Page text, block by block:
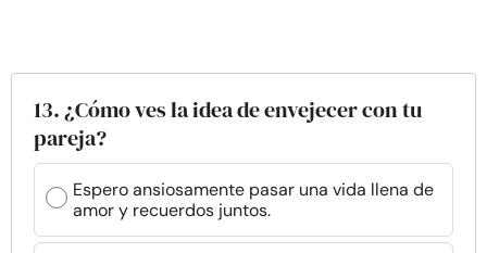
13. ¿Cómo ves la idea de envejecer con tu
pareja?
Espero ansiosamente pasar una vida llena de
amor y recuerdos juntos.